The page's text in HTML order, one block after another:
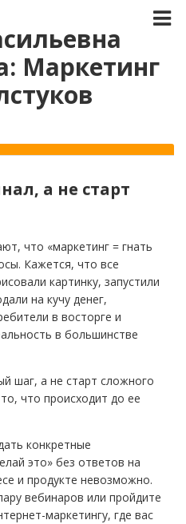
Маркетинг
а не старт
что «маркетинг = гнать
Кажется, что все
картинку, запустили
на кучу денег,
в восторге и
в большинстве
шаг, а не старт сложного
что происходит до ее
конкретные
это» без ответов на
и продукте невозможно.
вебинаров или пройдите
маркетингу, где вас